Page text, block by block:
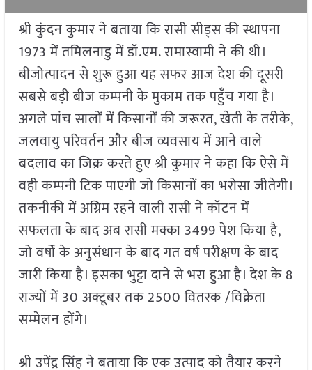
श्री कुंदन कुमार ने बताया कि रासी सीड्स की स्थापना
1973 में तमिलनाडु में डॉ.एम. रामास्वामी ने की थी।
बीजोत्पादन से शुरू हुआ यह सफर आज देश की दूसरी
सबसे बड़ी बीज कम्पनी के मुकाम तक पहुँच गया है।
अगले पांच सालों में किसानों की जरूरत, खेती के तरीके,
जलवायु परिवर्तन और बीज व्यवसाय में आने वाले
बदलाव का जिक्र करते हुए श्री कुमार ने कहा कि ऐसे में
वही कम्पनी टिक पाएगी जो किसानों का भरोसा जीतेगी।
तकनीकी में अग्रिम रहने वाली रासी ने कॉटन में
सफलता के बाद अब रासी मक्का 3499 पेश किया है,
जो वर्षों के अनुसंधान के बाद गत वर्ष परीक्षण के बाद
जारी किया है। इसका भुट्टा दाने से भरा हुआ है। देश के 8
राज्यों में 30 अक्टूबर तक 2500 वितरक /विक्रेता
सम्मेलन होंगे।
श्री उपेंद्र सिंह ने बताया कि एक उत्पाद को तैयार करने